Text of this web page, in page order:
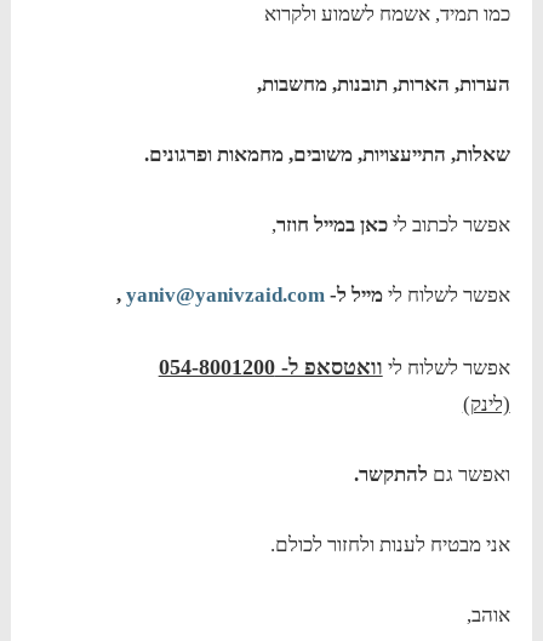
כמו תמיד, אשמח לשמוע ולקרוא
הערות, הארות, תובנות, מחשבות,
שאלות, התייעצויות, משובים, מחמאות ופרגונים.
אפשר לכתוב לי כאן במייל חוזר,
אפשר לשלוח לימייל ל- yaniv@yanivzaid.com
,
אפשר לשלוח לי וואטסאפ ל- 054-8001200
(לינק)
ואפשר גם להתקשר.
אני מבטיח לענות ולחזור לכולם.
אוהב,